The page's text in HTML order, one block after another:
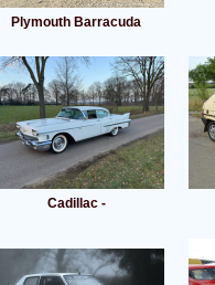
Plymouth Barracuda
Cadillac -